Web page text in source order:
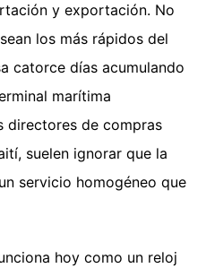
y exportación. No
los más rápidos del
catorce días acumulando
marítima
directores de compras
suelen ignorar que la
servicio homogéneo que
hoy como un reloj